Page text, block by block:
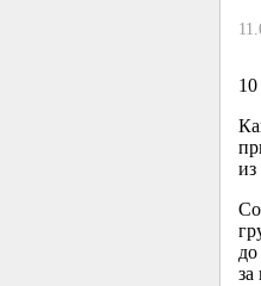
из
за